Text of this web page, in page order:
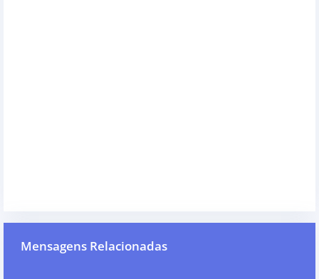
Mensagens Relacionadas